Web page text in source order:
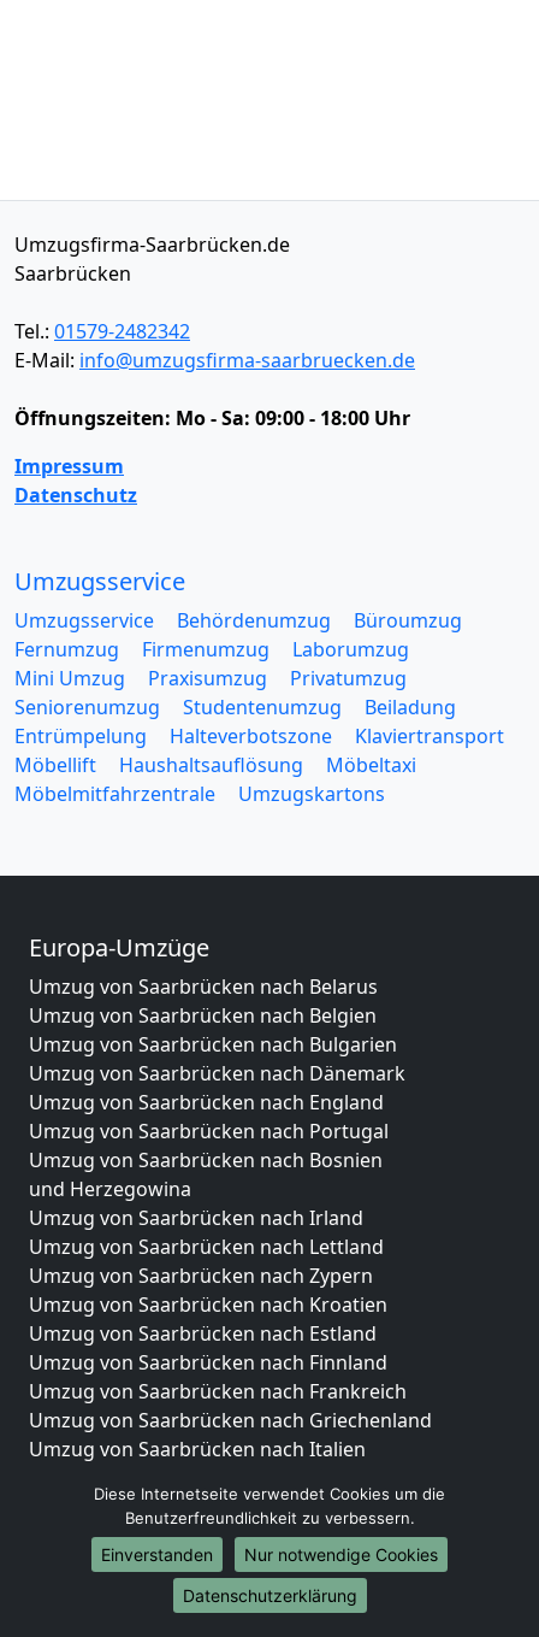
Umzugsfirma-Saarbrücken.de
Saarbrücken
Tel.: 01579-2482342
E-Mail: info@umzugsfirma-saarbruecken.de
Öffnungszeiten: Mo - Sa: 09:00 - 18:00 Uhr
Impressum
Datenschutz
Umzugsservice
Umzugsservice Behördenumzug
Büroumzug
Fernumzug
Firmenumzug
Laborumzug
Mini Umzug
Praxisumzug
Privatumzug
Seniorenumzug
Studentenumzug
Beiladung
Entrümpelung
Halteverbotszone
Klaviertransport
Möbellift
Haushaltsauflösung
Möbeltaxi
Möbelmitfahrzentrale
Umzugskartons
Europa-Umzüge
Umzug von Saarbrücken nach Belarus
Umzug von Saarbrücken nach Belgien
Umzug von Saarbrücken nach Bulgarien
Umzug von Saarbrücken nach Dänemark
Umzug von Saarbrücken nach England
Umzug von Saarbrücken nach Portugal
Umzug von Saarbrücken nach Bosnien
und Herzegowina
Umzug von Saarbrücken nach Irland
Umzug von Saarbrücken nach Lettland
Umzug von Saarbrücken nach Zypern
Umzug von Saarbrücken nach Kroatien
Umzug von Saarbrücken nach Estland
Umzug von Saarbrücken nach Finnland
Umzug von Saarbrücken nach Frankreich
Umzug von Saarbrücken nach Griechenland
Umzug von Saarbrücken nach Italien
Umzug von Saarbrücken nach Luxemburg
Umzug von Saarbrücken nach Niederlande
Umzug von Saarbrücken nach Norwegen
Umzüge-Deutschlandweit
Diese Internetseite verwendet Cookies um die
Benutzerfreundlichkeit zu verbessern.
Einverstanden
Nur notwendige Cookies
Datenschutzerklärung